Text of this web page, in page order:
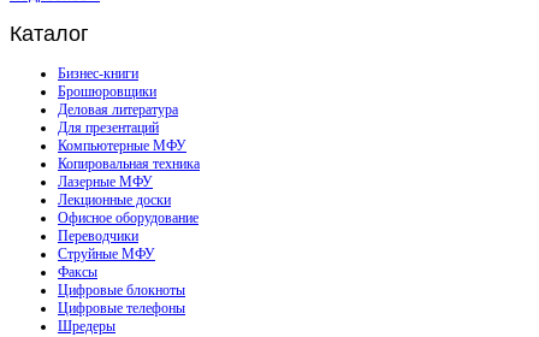
Каталог
Бизнес-книги
Брошюровщики
Деловая литература
Для презентаций
Компьютерные МФУ
Копировальная техника
Лазерные МФУ
Лекционные доски
Офисное оборудование
Переводчики
Струйные МФУ
Факсы
Цифровые блокноты
Цифровые телефоны
Шредеры